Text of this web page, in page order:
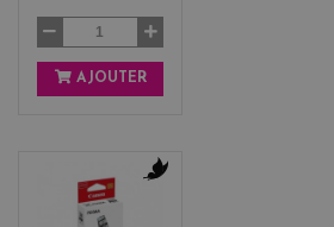
AJOUTER